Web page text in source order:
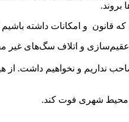
بروند.
قانون و امکانات داشته
و اتلاف سگ‌های غیر
نداریم و نخواهیم داشت. از
محیط شهری فوت کند.